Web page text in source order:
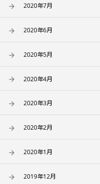
2020年7月
2020年6月
2020年5月
2020年4月
2020年3月
2020年2月
2020年1月
2019年12月